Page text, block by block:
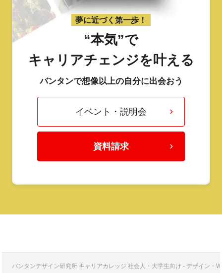
夢に近づく第一歩！
“本気”で
キャリアチェンジを叶える
バンタンで想像以上の自分に出会おう
イベント・説明会
資料請求
バンタンデザイン研究所 キャリアカレッジ 社会人・大学生向け - デザイン・